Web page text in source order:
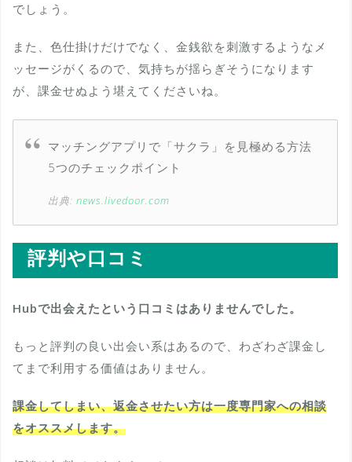
でしょう。
また、色仕掛けだけでなく、金銭欲を刺激するようなメ
ッセージがくるので、気持ちが揺らぎそうになります
が、課金せぬよう堪えてくださいね。
マッチングアプリで「サクラ」を見極める方法
5つのチェックポイント
出典: news.livedoor.com
評判や口コミ
Hubで出会えたという口コミはありませんでした。
もっと評判の良い出会い系はあるので、わざわざ課金し
てまで利用する価値はありません。
課金してしまい、返金させたい方は一度専門家への相談
をオススメします。